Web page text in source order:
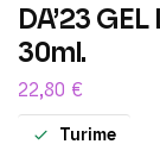
DA’23
30ml.
22,80 €
Turime